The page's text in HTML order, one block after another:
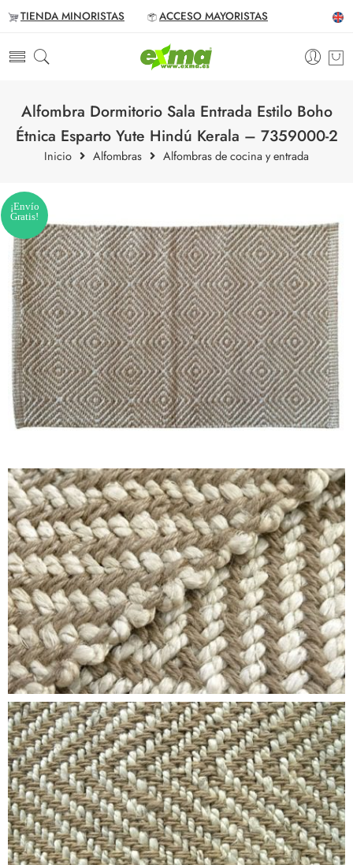
TIENDA MINORISTAS ACCESO MAYORISTAS
Alfombra Dormitorio Sala Entrada Estilo Boho
Étnica Esparto Yute Hindú Kerala – 7359000-2
Inicio Alfombras Alfombras de cocina y entrada
¡Envío
Gratis!